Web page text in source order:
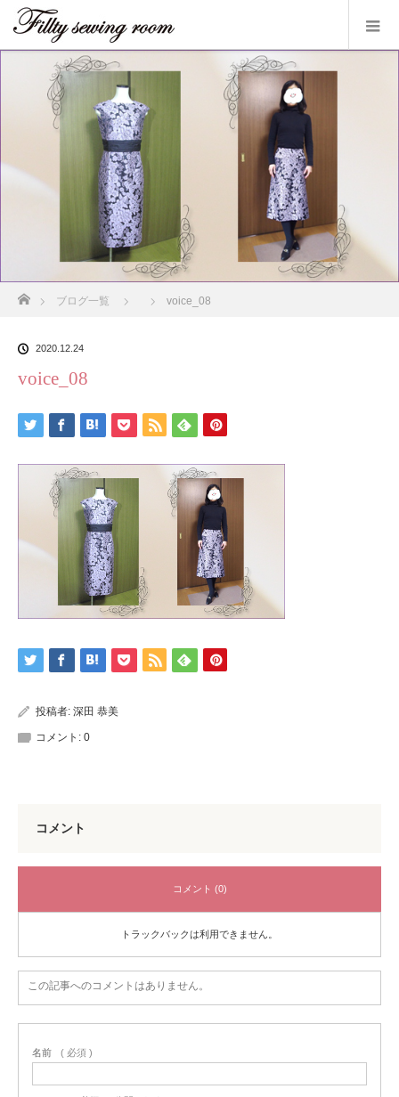
ブログ一覧 voice_08
2020.12.24
voice_08
投稿者: 深田 恭美
コメント: 0
コメント
コメント (0)
トラックバックは利用できません。
この記事へのコメントはありません。
名前 ( 必須 )